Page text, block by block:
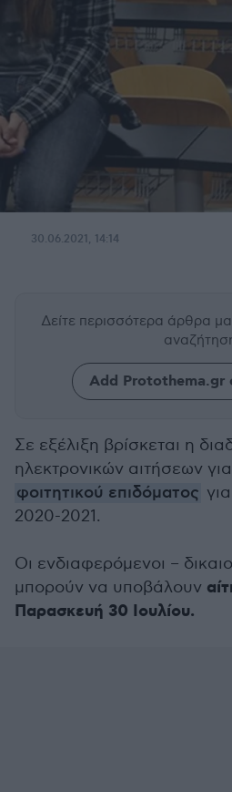
30.06.2021, 14:14
Δείτε περισσότερα άρθρα
Add Protothema.gr
Σε εξέλιξη βρίσκεται η
ηλεκτρονικών αιτήσεων
φοιτητικού επιδόματος
2020-2021.
Οι ενδιαφερόμενοι –
μπορούν να υποβάλουν
Παρασκευή 30 Ιουλίου.